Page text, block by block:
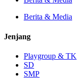
Berita & Media
Jenjang
Playgroup & TK
SD
SMP